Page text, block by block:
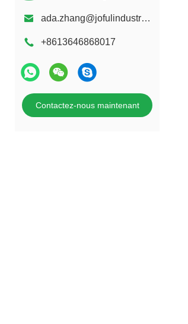
ada.zhang@jofulindustry.com
+8613646868017
Contactez-nous maintenant